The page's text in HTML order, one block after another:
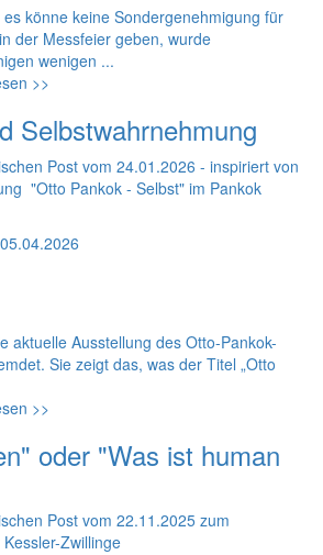
könne keine Sondergenehmigung für
der Messfeier geben, wurde
wenigen ...
>>
Selbstwahrnehmung
Post vom 24.01.2026 - inspiriert von
"Otto Pankok - Selbst" im Pankok
aktuelle Ausstellung des Otto-Pankok-
Sie zeigt das, was der Titel „Otto
>>
oder "Was ist human
Post vom 22.11.2025 zum
Zwillinge